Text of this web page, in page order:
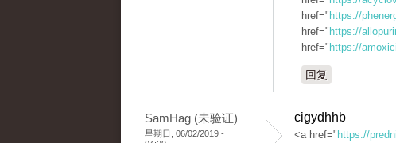
href=" https://
href=" https://
href=" https://
回复
SamHag (未验证)
星期日, 06/02/2019 -
cigydhhb
<a href=" https://